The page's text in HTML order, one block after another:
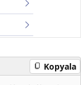
Kopyala